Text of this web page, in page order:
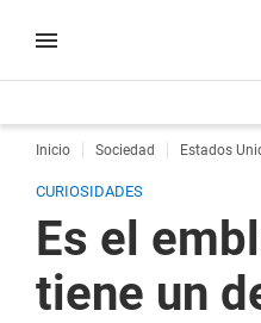
Inicio Sociedad Estados
CURIOSIDADES
Es el
tiene un